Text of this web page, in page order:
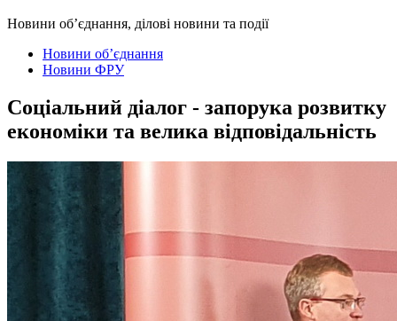
Новини об’єднання, ділові новини та події
Новини об’єднання
Новини ФРУ
Соціальний діалог - запорука розвитку
економіки та велика відповідальність